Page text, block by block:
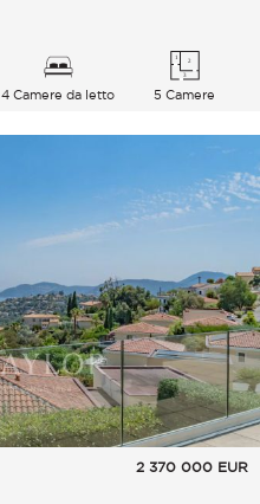
4 Camere da letto 5 Camere
2 370 000 EUR